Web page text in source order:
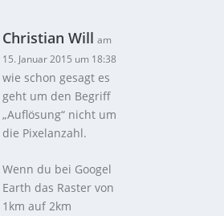
Christian Will am
15. Januar 2015 um 18:38
wie schon gesagt es
geht um den Begriff
„Auflösung“ nicht um
die Pixelanzahl.
Wenn du bei Googel
Earth das Raster von
1km auf 2km